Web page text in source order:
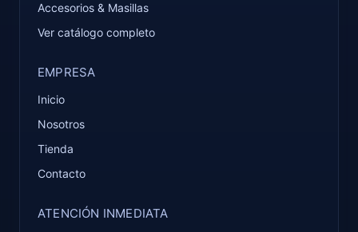
Accesorios & Masillas
Ver catálogo completo
EMPRESA
Inicio
Nosotros
Tienda
Contacto
ATENCIÓN INMEDIATA